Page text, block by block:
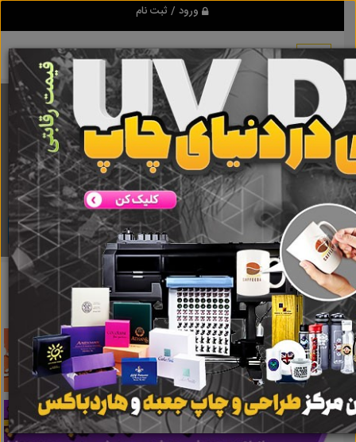
ورود / ثبت نام
برنامه اندروید تبلیغ شو
مرجع نیازمندیها و تبلیغات اینترنتی
دانلود
تبلیغ شو تعمیر یخچال جنرال الکتریک نتایج جستجو برای برچسبتعمیر
یخچال جنرال الکتریک